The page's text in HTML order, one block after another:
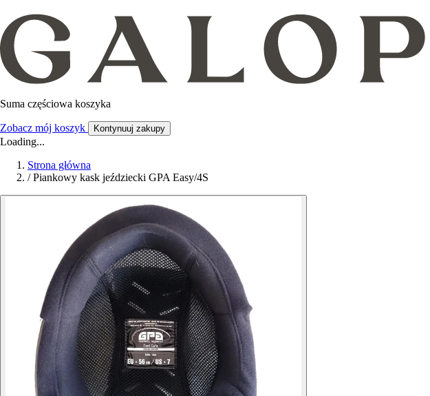
Suma częściowa koszyka
Zobacz mój koszyk Kontynuuj zakupy
Loading...
Strona główna
/ Piankowy kask jeździecki GPA Easy/4S